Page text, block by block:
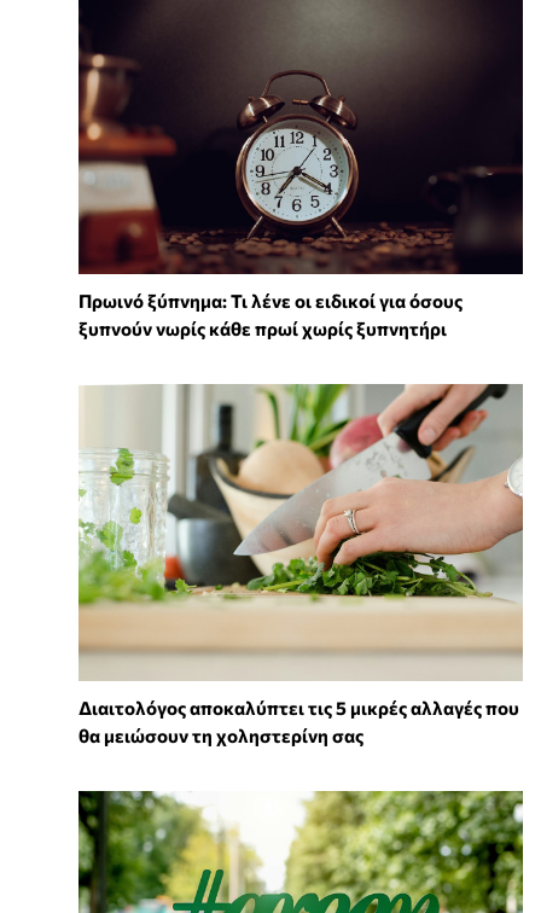
Πρωινό ξύπνημα: Τι λένε οι ειδικοί για όσους
ξυπνούν νωρίς κάθε πρωί χωρίς ξυπνητήρι
Διαιτολόγος αποκαλύπτει τις 5 μικρές αλλαγές που
θα μειώσουν τη χοληστερίνη σας